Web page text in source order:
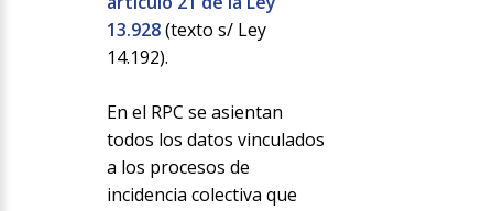
13.928(texto s/ Ley
14.192).
En el RPC se asientan
todos los datos vinculados
a los procesos de
incidencia colectiva que